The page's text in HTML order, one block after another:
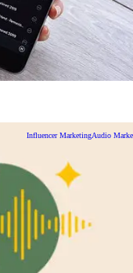
Influencer MarketingAudio